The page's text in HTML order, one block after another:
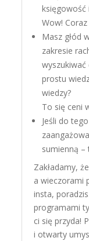
Wow!
Masz głód
zakresie
prostu
wiedzy?
To się ceni
Jeśli do
sumienną
Zakładamy,
a wieczorami
insta,
programami
ci się przyda!
i otwarty